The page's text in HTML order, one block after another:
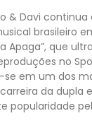
& Davi
brasileiro
Apaga”, que
no
em um dos
da dupla
popularidade